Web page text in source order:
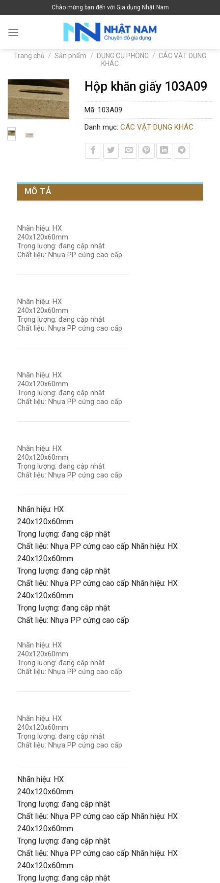
to
content
Chào mừng bạn đến với Gia dụng Nhật Nam
Trang chủ / Sản phẩm / DỤNG CỤ PHÒNG / CÁC VẬT DỤNG
KHÁC
Hộp khăn giấy 103A09
Mã: 103A09
Danh mục: CÁC VẬT DỤNG KHÁC
MÔ TẢ
Nhãn hiệu: HX
240x120x60mm
Trọng lượng: đang cập nhật
Chất liệu: Nhựa PP cứng cao cấp
Nhãn hiệu: HX
240x120x60mm
Trọng lượng: đang cập nhật
Chất liệu: Nhựa PP cứng cao cấp
Nhãn hiệu: HX
240x120x60mm
Trọng lượng: đang cập nhật
Chất liệu: Nhựa PP cứng cao cấp
Nhãn hiệu: HX
240x120x60mm
Trọng lượng: đang cập nhật
Chất liệu: Nhựa PP cứng cao cấp
Nhãn hiệu: HX
240x120x60mm
Trọng lượng: đang cập nhật
Chất liệu: Nhựa PP cứng cao cấp Nhãn hiệu: HX
240x120x60mm
Trọng lượng: đang cập nhật
Chất liệu: Nhựa PP cứng cao cấp Nhãn hiệu: HX
240x120x60mm
Trọng lượng: đang cập nhật
Chất liệu: Nhựa PP cứng cao cấp
Nhãn hiệu: HX
240x120x60mm
Trọng lượng: đang cập nhật
Chất liệu: Nhựa PP cứng cao cấp
Nhãn hiệu: HX
240x120x60mm
Trọng lượng: đang cập nhật
Chất liệu: Nhựa PP cứng cao cấp
Nhãn hiệu: HX
240x120x60mm
Trọng lượng: đang cập nhật
Chất liệu: Nhựa PP cứng cao cấp Nhãn hiệu: HX
240x120x60mm
Trọng lượng: đang cập nhật
Chất liệu: Nhựa PP cứng cao cấp Nhãn hiệu: HX
240x120x60mm
Trọng lượng: đang cập nhật